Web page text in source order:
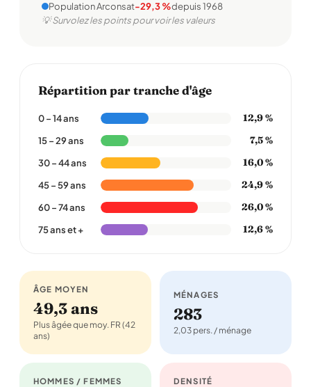
Population Arconsat-29,3 %depuis 1968
💡 Survolez les points pour voir les valeurs
Répartition par tranche d'âge
0 – 14 ans 12,9 %
15 – 29 ans 7,5 %
30 – 44 ans 16,0 %
45 – 59 ans 24,9 %
60 – 74 ans 26,0 %
75 ans et + 12,6 %
ÂGE MOYEN
49,3 ans
Plus âgée que moy. FR (42
ans)
MÉNAGES
283
2,03 pers. / ménage
HOMMES / FEMMES DENSITÉ